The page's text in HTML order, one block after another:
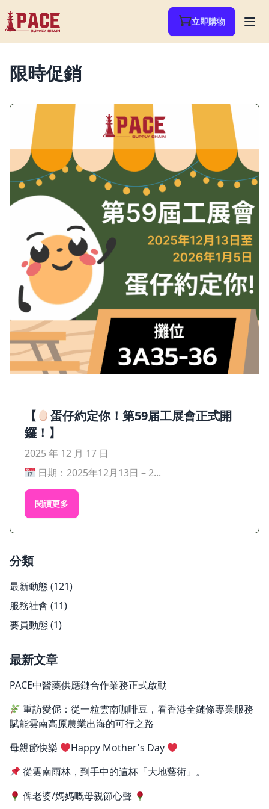
立即購物
限時促銷
【
蛋仔約定你！第59届工展會正式開
鑼！】
2025 年 12 月 17 日
日期：2025年12月13日 – 2...
閱讀更多
分類
最新動態(121)
服務社會 (11)
要員動態(1)
最新文章
PACE中醫藥供應鏈合作業務正式啟動
重訪愛伲：從一粒雲南咖啡豆，看香港全鏈條專業服務
賦能雲南高原農業出海的可行之路
母親節快樂
Happy Mother's Day
從雲南雨林，到手中的這杯「大地藝術」。
俾老婆/媽媽嘅母親節心聲